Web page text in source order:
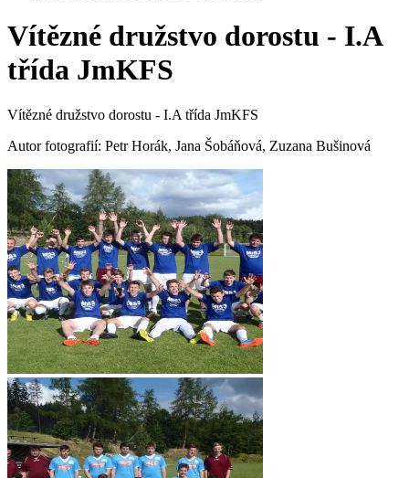
Vítězné družstvo dorostu - I.A
třída JmKFS
Vítězné družstvo dorostu - I.A třída JmKFS
Autor fotografií: Petr Horák, Jana Šobáňová, Zuzana Bušinová